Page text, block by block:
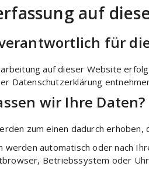
auf
für
auf dieser Website
Datenschutzerklärung
wir Ihre Daten?
zum einen dadurch erhoben,
werden automatisch oder nach
Betriebssystem oder